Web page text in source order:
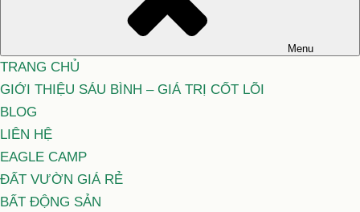
Menu
TRANG CHỦ
GIỚI THIỆU SÁU BÌNH – GIÁ TRỊ CỐT LÕI
BLOG
LIÊN HỆ
EAGLE CAMP
ĐẤT VƯỜN GIÁ RẺ
BẤT ĐỘNG SẢN